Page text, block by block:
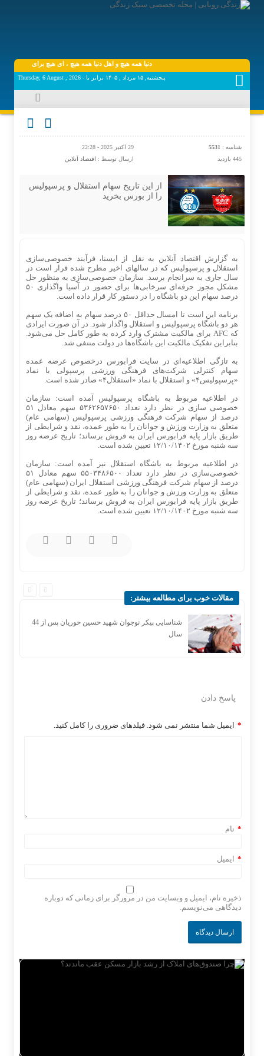
دنیا همه هیچ و اهل دنیا همه هیچ ، ‌ای هیچ برای هیچ بر
پنجشنبه, ۱۵ مرداد , ۱۴۰۵ برابر با - Thursday, 6 August , 2026
شناسه : 5531
29 اکتبر 2025 - 22:28
445 بازدید
ارسال توسط : اقتصاد آنلاین
از این تاریخ سهام استقلال و پرسپولیس
را از بورس بخرید
به گزارش اقتصاد آنلاین به نقل از ایسنا، فرآیند خصوصی‌سازی
استقلال و پرسپولیس که در سالهای اخیر مطرح شده قرار است در
سال جاری به سرانجام برسد. سازمان خصوصی‌سازی به منظور حل
مشکل مجوز حرفه‌ای سرخابی‌ها برای حضور در آسیا واگذاری ۵۰
درصد سهام این دو باشگاه را در دستور کار قرار داده است.
برنامه این است تا امسال حداقل ۵۰ درصد سهام به اضافه یک سهم
هر دو باشگاه پرسپولیس و استقلال واگذار شود. در آن صورت ایرادی
که AFC برای مالکیت مشترک وارد کرده به طور کامل حل می‌شود.
بنابراین تفکیک مالکیت این باشگاه‌ها در دولت منتفی شد.
به تازگی اطلاعیه‌ای در سایت فرابورس درخصوص عرضه عمده
سهام کنترلی شرکت‌های فرهنگی ورزشی پرسپولی با نماد
«پرسپولیس۴» و استقلال با نماد «استقلال۴» صادر شده است.
در اطلاعیه مربوط به باشگاه پرسپولیس آمده است: سازمان
خصوصی سازی در نظر دارد تعداد ۵۳۶۲۶۵۷۶۵۰ سهم معادل ۵۱
درصد از سهام شرکت فرهنگی ورزشی پرسپولیس (سهامی عام)
متعلق به وزارت ورزش و جوانان را به طور عمده، نقد و شرایطی از
طریق بازار پایه فرابورس ایران به فروش برساند؛ تاریخ عرضه روز
سه شنبه مورخ ۱۲/۱۰/۱۴۰۲ تعیین شده است.
در اطلاعیه مربوط به باشگاه استقلال نیز آمده است: سازمان
خصوصی‌سازی در نظر دارد تعداد ۵۵۰۳۴۸۶۵۰۰ سهم معادل ۵۱
درصد از سهام شرکت فرهنگی ورزشی استقلال ایران (سهامی عام)
متعلق به وزارت ورزش و جوانان را به طور عمده، نقد و شرایطی از
طریق بازار پایه فرابورس ایران به فروش برساند؛ تاریخ عرضه روز
سه شنبه مورخ ۱۲/۱۰/۱۴۰۲ تعیین شده است.
مقالات خوب برای مطالعه بیشتر:
شناسایی پیکر نوجوان شهید حسین حوریان پس از 44
سال
پاسخ دادن
ایمیل شما منتشر نمی شود. فیلدهای ضروری را کامل کنید. *
نام *
ایمیل *
ذخیره نام، ایمیل و وبسایت من در مرورگر برای زمانی که دوباره
دیدگاهی می‌نویسم.